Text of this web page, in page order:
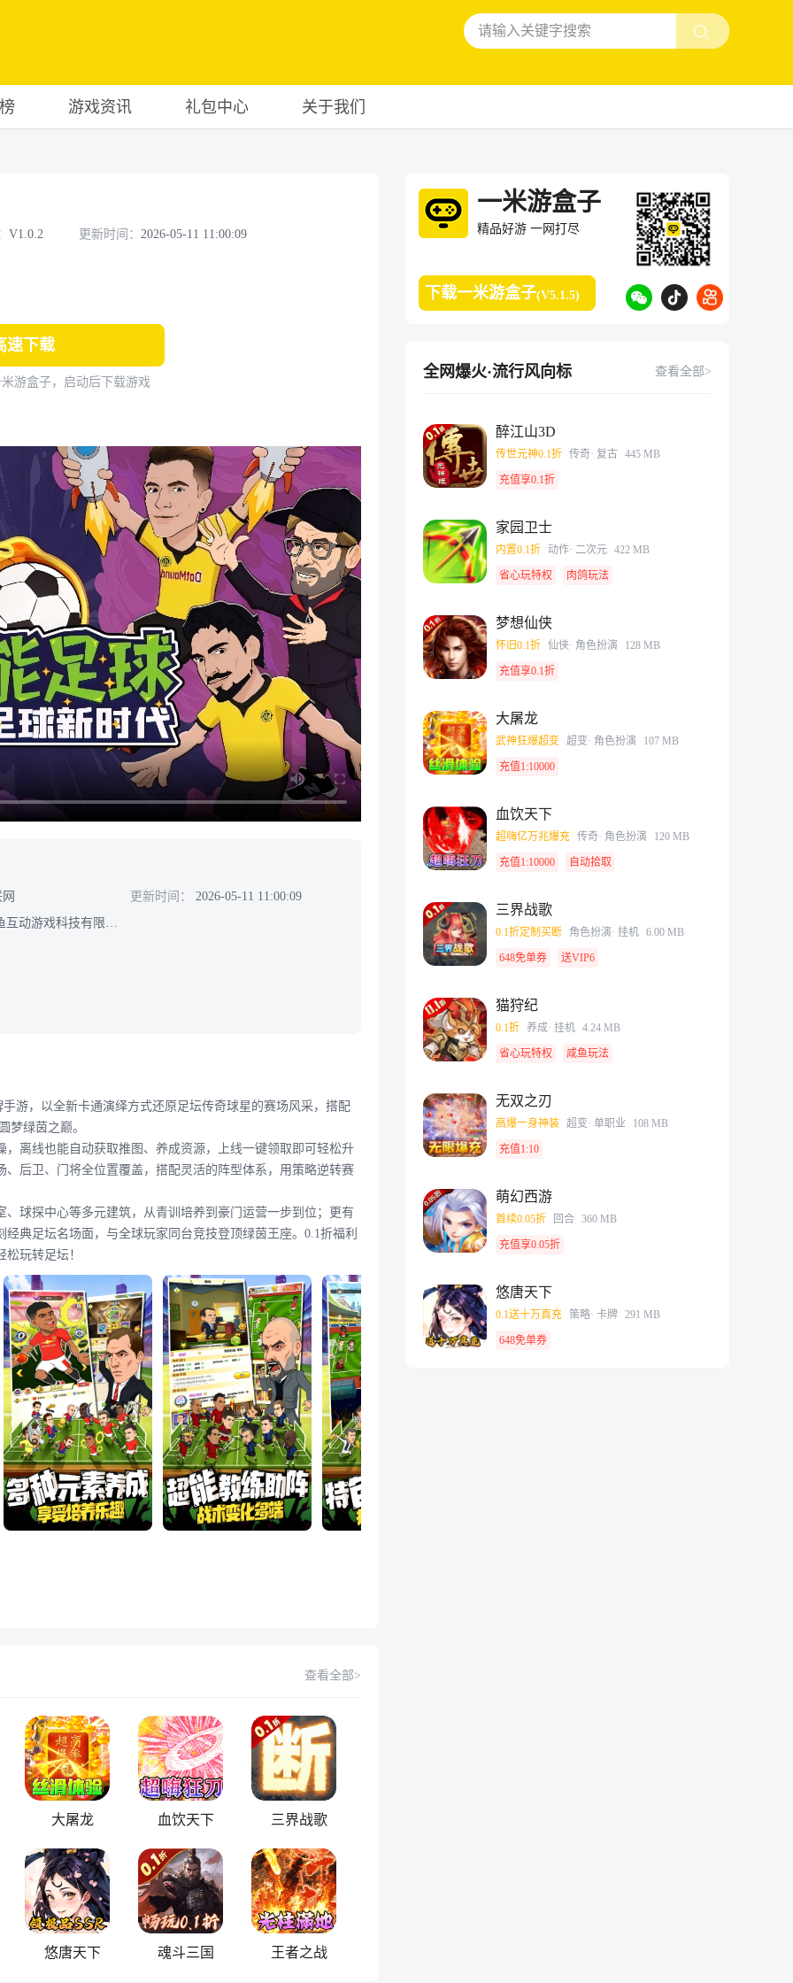
游戏资讯 礼包中心 关于我们
V1.0.2 更新时间： 2026-05-11 11:00:09
速下载
游盒子，启动后下载游戏
更新时间：
2026-05-11 11:00:09
动游戏科技有限公司
游，以全新卡通演绎方式还原足坛传奇球星的赛场风采，搭配
梦绿茵之巅。
离线也能自动获取推图、养成资源，上线一键领取即可轻松升
后卫、门将全位置覆盖，搭配灵活的阵型体系，用策略逆转赛
球探中心等多元建筑，从青训培养到豪门运营一步到位；更有
典足坛名场面，与全球玩家同台竞技登顶绿茵王座。0.1折福利
玩转足坛！
查看全部>
大屠龙 血饮天下 三界战歌
悠唐天下 魂斗三国 王者之战
一米游盒子
精品好游 一网打尽
下载一米游盒子(V5.1.5)
全网爆火·流行风向标 查看全部>
醉江山3D
传世元神0.1折 传奇· 复古 445 MB
充值享0.1折
家园卫士
内置0.1折 动作· 二次元 422 MB
省心玩特权 肉鸽玩法
梦想仙侠
怀旧0.1折 仙侠· 角色扮演 128 MB
充值享0.1折
大屠龙
武神狂爆超变 超变· 角色扮演 107 MB
充值1:10000
血饮天下
超嗨亿万兆爆充 传奇· 角色扮演 120 MB
充值1:10000 自动拾取
三界战歌
0.1折定制买断 角色扮演· 挂机 6.00 MB
648免单券 送VIP6
猫狩纪
0.1折 养成· 挂机 4.24 MB
省心玩特权 咸鱼玩法
无双之刃
高爆一身神装 超变· 单职业 108 MB
充值1:10
萌幻西游
首续0.05折 回合 360 MB
充值享0.05折
悠唐天下
0.1送十万真充 策略· 卡牌 291 MB
648免单券